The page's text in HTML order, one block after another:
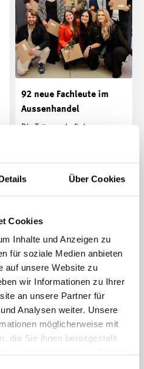
Über Cookies
Cookies
Inhalte und Anzeigen zu
für soziale Medien anbieten
auf unsere Website zu
wir Informationen zu Ihrer
an unsere Partner für
Analysen weiter. Unsere
möglicherweise mit
die Sie ihnen bereitgestellt
92 neue Fachleute im
Aussenhandel
Die Trägerschaft der